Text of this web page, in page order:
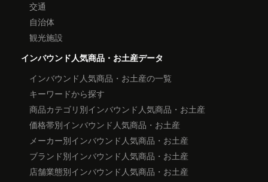
交通
自治体
観光施設
インバウンド人気商品・お土産データ
インバウンド人気商品・お土産の一覧
キーワードから探す
商品カテゴリ別インバウンド人気商品・お土産
価格帯別インバウンド人気商品・お土産
メーカー別インバウンド人気商品・お土産
ブランド別インバウンド人気商品・お土産
店舗業態別インバウンド人気商品・お土産